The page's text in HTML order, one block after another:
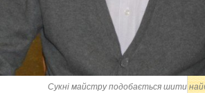
Сукні майстру подобається шити